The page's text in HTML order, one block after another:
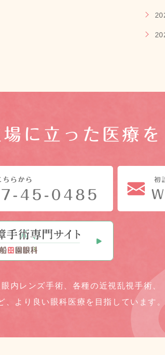
に立った医療を
内レンズ手術、 各種の近視乱視手術、
、 より良い眼科医療を目指しています。